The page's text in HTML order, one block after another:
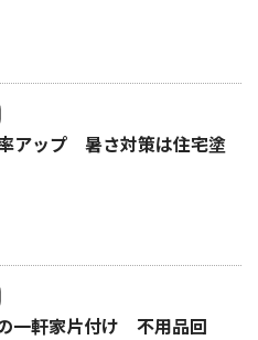
アップ 暑さ対策は住宅塗
一軒家片付け 不用品回